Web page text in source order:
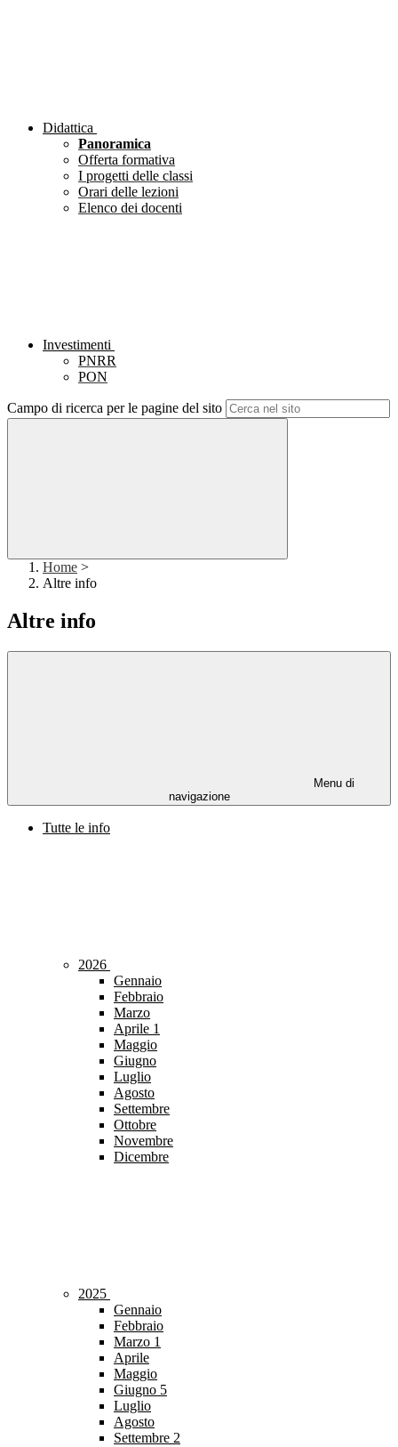
Didattica
Panoramica
Offerta formativa
I progetti delle classi
Orari delle lezioni
Elenco dei docenti
Investimenti
PNRR
PON
Campo di ricerca per le pagine del sito
Home >
Altre info
Altre info
Menu di
navigazione
Tutte le info
2026
Gennaio
Febbraio
Marzo
Aprile 1
Maggio
Giugno
Luglio
Agosto
Settembre
Ottobre
Novembre
Dicembre
2025
Gennaio
Febbraio
Marzo 1
Aprile
Maggio
Giugno 5
Luglio
Agosto
Settembre 2